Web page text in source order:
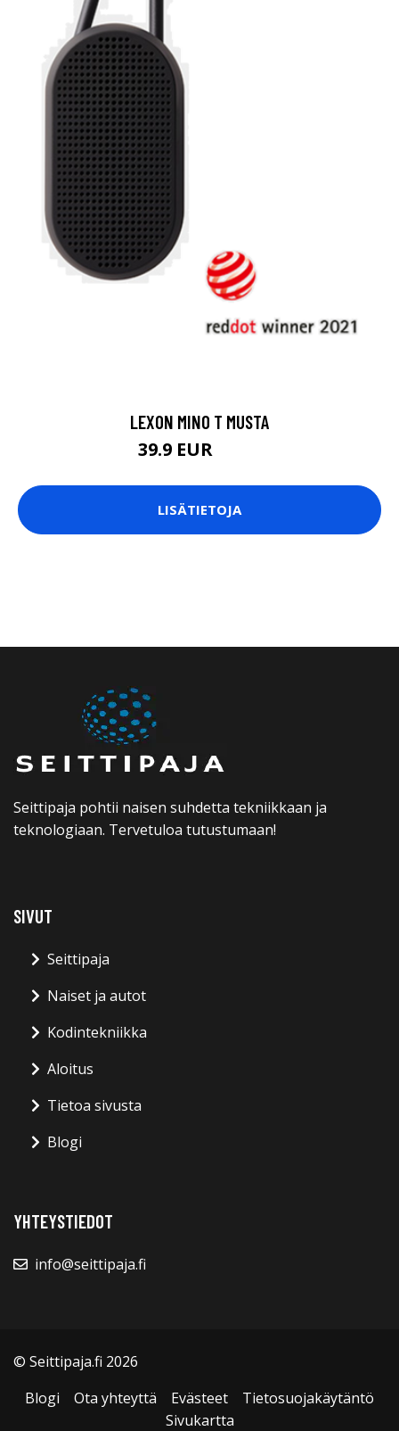
LEXON MINO T MUSTA
39.9 EUR
LISÄTIETOJA
Seittipaja pohtii naisen suhdetta tekniikkaan ja
teknologiaan. Tervetuloa tutustumaan!
SIVUT
Seittipaja
Naiset ja autot
Kodintekniikka
Aloitus
Tietoa sivusta
Blogi
YHTEYSTIEDOT
info@seittipaja.fi
© Seittipaja.fi 2026
Blogi
Ota yhteyttä Evästeet
Tietosuojakäytäntö
Sivukartta